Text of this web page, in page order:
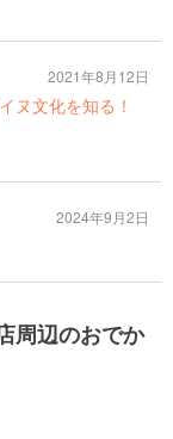
ヌ文化を知る！
2021年8月12日
2024年9月2日
周辺のおでか